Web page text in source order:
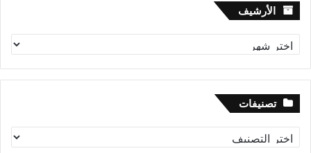
الأرشيف الأرشيف
تصنيفات
تصنيفات